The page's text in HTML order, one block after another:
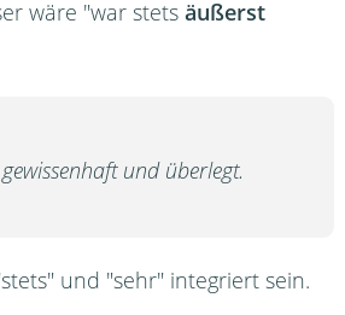
wäre "war stets äußerst
und überlegt.
und "sehr" integriert sein.